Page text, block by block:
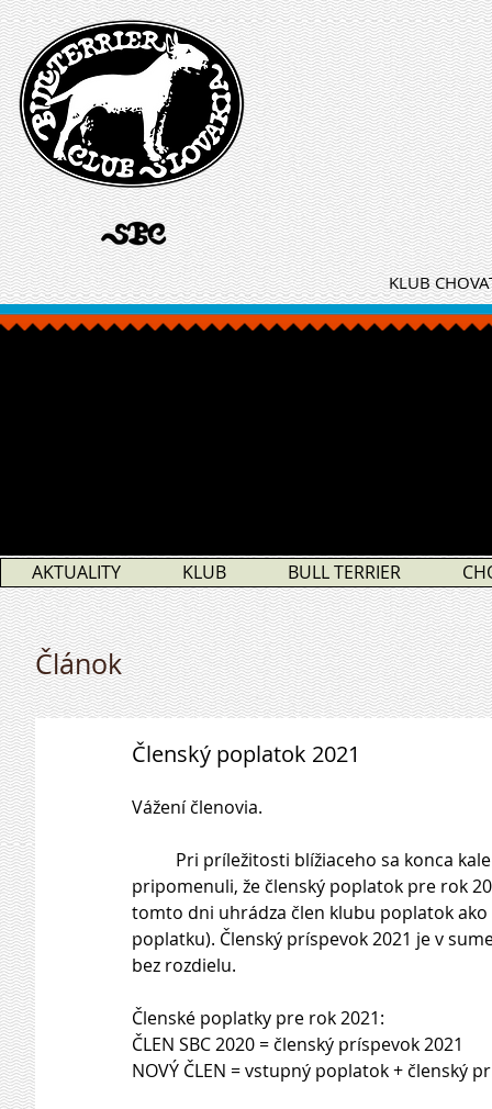
KLUB
AKTUALITY KLUB BULL TERRIER
Článok
Členský poplatok 2021
Vážení členovia.
pripomenuli, že členský poplatok pre rok
tomto dni uhrádza člen klubu poplatok
poplatku). Členský príspevok 2021 je v
bez rozdielu.
Členské poplatky pre rok 2021:
ČLEN SBC 2020 = členský príspevok 2021
NOVÝ ČLEN = vstupný poplatok + členský